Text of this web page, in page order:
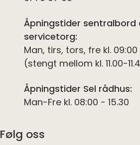
Åpningstider sentralbord
servicetorg:
Man, tirs, tors, fre kl. 09:00
(stengt mellom kl. 11.00-
Åpningstider Sel rådhus:
Man-Fre kl. 08:00 - 15.30
Følg oss